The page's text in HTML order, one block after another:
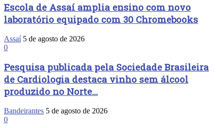
Escola de Assaí amplia ensino com novo
laboratório equipado com 30 Chromebooks
Assaí 5 de agosto de 2026
0
Pesquisa publicada pela Sociedade Brasileira
de Cardiologia destaca vinho sem álcool
produzido no Norte...
Bandeirantes 5 de agosto de 2026
0